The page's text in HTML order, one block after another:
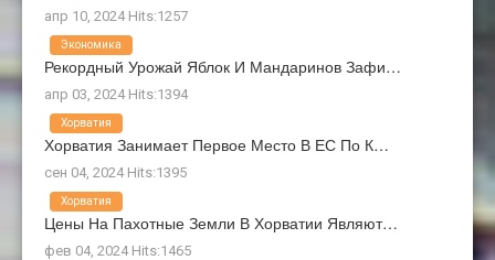
апр 10, 2024 Hits:1257
Рекордный Урожай Яблок И Мандаринов Зафи…
апр 03, 2024 Hits:1394
Экономика
Хорватия Занимает Первое Место В ЕС По К…
сен 04, 2024 Hits:1395
Хорватия
Цены На Пахотные Земли В Хорватии Являют…
фев 04, 2024 Hits:1465
Хорватия